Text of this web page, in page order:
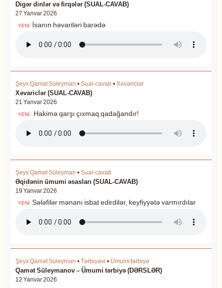
Digər dinlər və firqələr (SUAL-CAVAB)
27 Yanvar 2026
YENİ İsanın həvariləri barədə
Şeyx Qamət Süleyman • Sual-cavab • Xəvariclər
Xəvariclər (SUAL-CAVAB)
21 Yanvar 2026
YENİ Hakimə qarşı çıxmaq qadağandır!
Şeyx Qamət Süleyman • Sual-cavab
Əqidənin ümumi əsasları (SUAL-CAVAB)
19 Yanvar 2026
YENİ Sələfilər mənanı isbat edirdilər, keyfiyyətə varmırdılar
Şeyx Qamət Süleyman • Tərbiyəvi • Ümumi tərbiyə
Qamət Süleymanov – Ümumi tərbiyə (DƏRSLƏR)
12 Yanvar 2026